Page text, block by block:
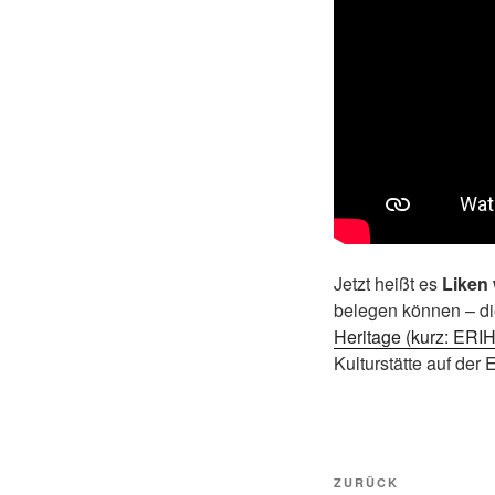
Jetzt heißt es Liken
belegen können –
Heritage (kurz:
Kulturstätte auf der
Vorheriger
ZURÜCK